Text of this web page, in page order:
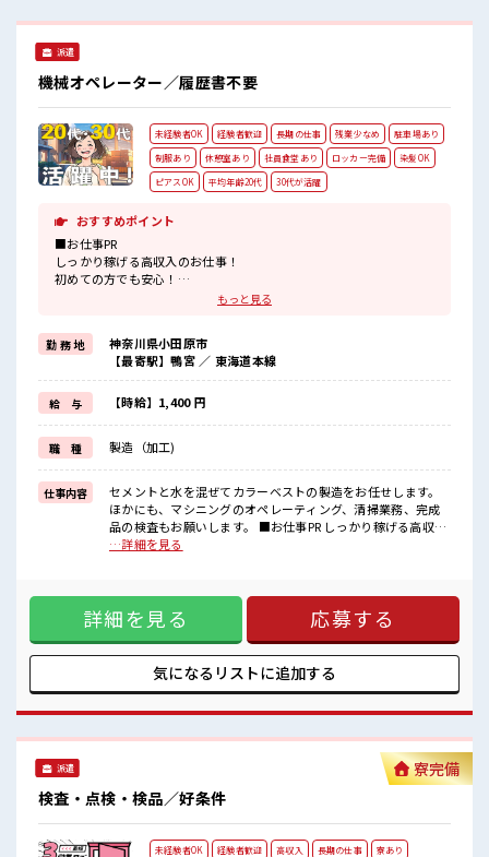
派遣
機械オペレーター／履歴書不要
未経験者OK 経験者歓迎 長期の仕事 残業少なめ
駐車場あり
制服あり
休憩室あり 社員食堂あり ロッカー完備
染髪OK
ピアスOK
平均年齢20代 30代が活躍
おすすめポイント
■お仕事PR
しっかり稼げる高収入のお仕事！
初めての方でも安心！
担当がしっかりバックアップします。
・製造業の工場勤務に興味がある方。
・高収入で働きたい方。
・担当者のサポートが必要な方。
≪稼ぎたい人向け≫
高収入を希望される方にオススメ。
残業は月20時間以上あります♪
≪機能的な制服アリ≫
制服があるので事前準備不要♪
■職場の雰囲気
《20代・30代のスタッフさん活躍中》
メニュー豊富な社員食堂あり！
ドリンクサーバー無料♪
もっと見る
勤 務 地
神奈川県小田原市
【最寄駅】鴨宮 ／ 東海道本線
給 与 【時給】1,400 円
職 種 製造（加工)
仕事内容
セメントと水を混ぜてカラーベストの製造をお任せします。
ほかにも、マシニングのオペレーティング、清掃業務、完成
品の検査もお願いします。 ■お仕事PR しっかり稼げる高収入
のお仕事！ 初めての方でも安心！ 担当がしっかりバックアッ
必要な方。 ≪稼ぎたい人向け≫ 高収入を希望される方にオス
スメ。 残業は月20時間以上あります♪ ≪機能的な制服アリ≫
制服があるので事前準備不要♪ ■職場の雰囲気 《20代・30代
のスタッフさん活躍中》 メニュー豊富な社員食堂あり！ ドリ
ンクサーバー無料♪ コンビニ徒歩圏内！ 無料駐車場・ロッカ
ー・休憩室・喫煙所完備！
…詳細を見る
詳細を見る 応募する
気になるリストに追加する
派遣
検査・点検・検品／好条件
寮完備
未経験者OK 経験者歓迎 高収入 長期の仕事
寮あり